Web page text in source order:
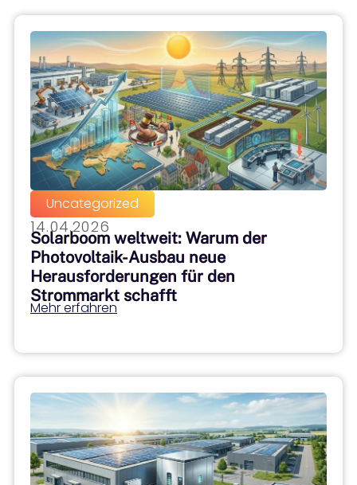
Uncategorized
14.04.2026
Solarboom weltweit: Warum der
Photovoltaik-Ausbau neue
Herausforderungen für den
Strommarkt schafft
Mehr erfahren